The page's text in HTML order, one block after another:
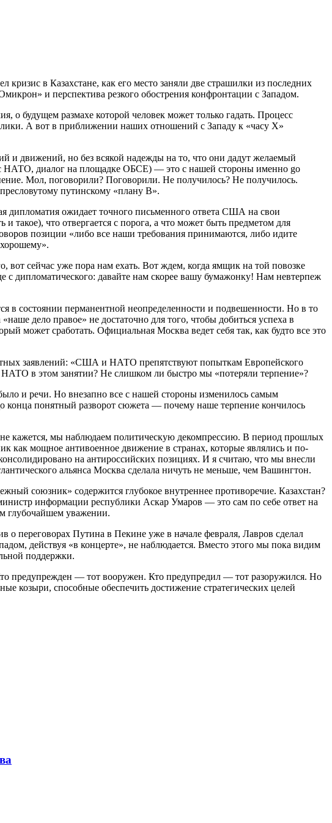
в Казахстане, как его место заняли две страшилки из последних
и перспектива резкого обострения конфронтации с Западом.
будущем размахе которой человек может только гадать. Процесс
А вот в приближении наших отношений с Западу к «часу Х»
и движений, но без всякой надежды на то, что они дадут желаемый
с НАТО, диалог на площадке ОБСЕ) — это с нашей стороны именно go
Мол, поговорили? Поговорили. Не получилось? Не получилось.
путинскому «плану B».
дипломатия ожидает точного письменного ответа США на свои
такое), что отвергается с порога, а что может быть предметом для
позиции «либо все наши требования принимаются, либо идите
хорошему».
сейчас уже пора нам ехать. Вот ждем, когда ямщик на той повозке
дипломатического: давайте нам скорее вашу бумажонку! Нам невтерпеж
в состоянии перманентной неопределенности и подвешенности. Но в то
дело правое» не достаточно для того, чтобы добиться успеха в
может сработать. Официальная Москва ведет себя так, как будто все это
заявлений: «США и НАТО препятствуют попыткам Европейского
в этом занятии? Не слишком ли быстро мы «потеряли терпение»?
и речи. Но внезапно все с нашей стороны изменилось самым
конца понятный разворот сюжета — почему наше терпение кончилось
кажется, мы наблюдаем политическую декомпрессию. В период прошлых
мощное антивоенное движение в странах, которые являлись и по-
на антироссийских позициях. И я считаю, что мы внесли
альянса Москва сделала ничуть не меньше, чем Вашингтон.
союзник» содержится глубокое внутреннее противоречие. Казахстан?
информации республики Аскар Умаров — это сам по себе ответ на
глубочайшем уважении.
переговорах Путина в Пекине уже в начале февраля, Лавров сделал
действуя «в концерте», не наблюдается. Вместо этого мы пока видим
поддержки.
предупрежден — тот вооружен. Кто предупредил — тот разоружился. Но
козыри, способные обеспечить достижение стратегических целей